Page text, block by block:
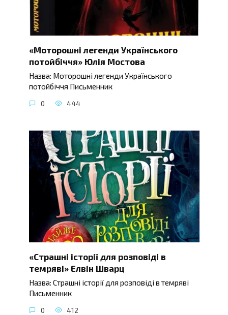
«Моторошні легенди Українського
потойбіччя» Юлія Мостова
Назва: Моторошні легенди Українського
потойбіччя Письменник
0 444
«Страшні історії для розповіді в
темряві» Елвін Шварц
Назва: Страшні історії для розповіді в темряві
Письменник
0 412